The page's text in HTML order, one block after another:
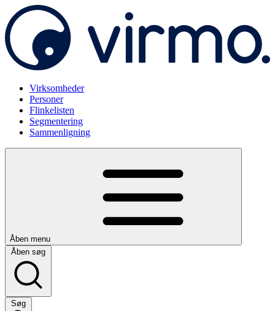
Virksomheder
Personer
Flinkelisten
Segmentering
Sammenligning
Åben menu
Åben søg
Søg